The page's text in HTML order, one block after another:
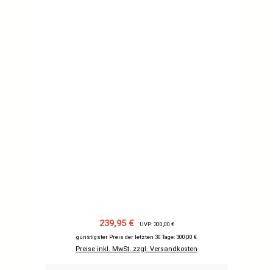
Verkaufspreis:
239,95 € Regulärer Preis:
UVP: 300,00 €
günstigster Preis der letzten 30 Tage: 300,00 €
Preise inkl. MwSt. zzgl. Versandkosten